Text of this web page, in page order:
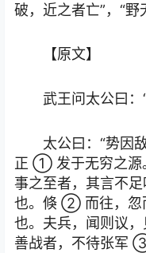
破，近之者亡”，“野
【原文】
武王问太公曰：
太公曰：“势因
正 ① 发于无穷之源
事之至者，其言不
也。倏 ② 而往，忽
也。夫兵，闻则议
善战者，不待张军